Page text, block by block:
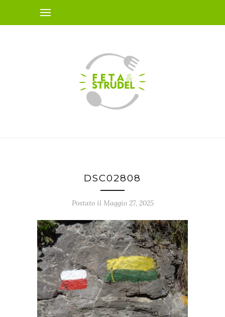
DSC02808
Postato il Maggio 27, 2025